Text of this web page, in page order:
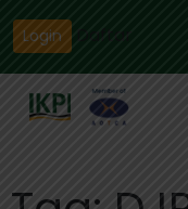
Login